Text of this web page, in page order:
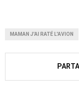
MAMAN J'AI RATÉ L'AVION